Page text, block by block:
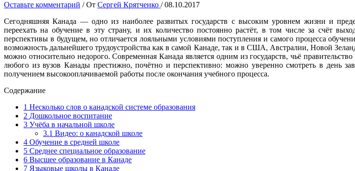
Оставьте комментарий / От Сергей Крятченко /08.10.2017
Сегодняшняя Канада — одно из наиболее развитых государств с высоким уровнем жизни и
переехать на обучение в эту страну, и их количество постоянно растёт, в том числе за счёт
перспективы в будущем, но отличается лояльными условиями поступления и самого процесса
возможность дальнейшего трудоустройства как в самой Канаде, так и в США, Австралии, Новой
можно относительно недорого. Современная Канада является одним из государств, чьё
любого из вузов Канады престижно, почётно и перспективно: можно уверенно смотреть в день
получением высокооплачиваемой работы после окончания учебного процесса.
Содержание
1 Несколько слов о канадской системе образования
2 Дошкольное воспитание
3 Учёба в начальной школе
3.1 Видео: о канадской школе
4 Обучение в средней школе
5 Среднее специальное образование
6 Высшее образование в Канаде
7 Языковые школы в Канаде